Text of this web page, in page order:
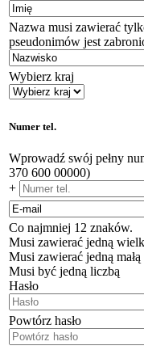
Nazwa musi zawierać
pseudonimów jest
Wybierz kraj
Numer tel.
Wprowadź swój pełny
370 600 00000)
+
Co najmniej 12 znaków.
Musi zawierać jedną
Musi zawierać jedną
Musi być jedną liczbą
Hasło
Powtórz hasło